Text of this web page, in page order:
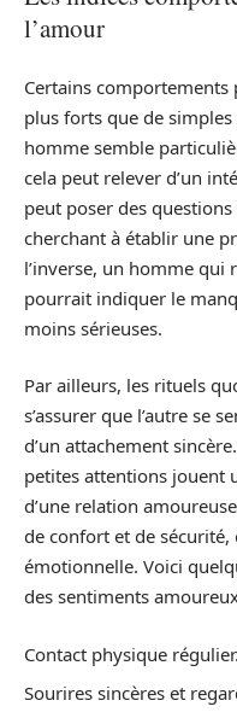
l’amour
Certains
plus forts que de
homme semble
cela peut relever d’un
peut poser des
cherchant à établir une
l’inverse, un homme qui
pourrait indiquer le
moins sérieuses.
Par ailleurs, les rituels
s’assurer que l’autre se
d’un attachement
petites attentions jouent
d’une relation
de confort et de sécurité,
émotionnelle. Voici
des sentiments
Contact physique régulier.
Sourires sincères et